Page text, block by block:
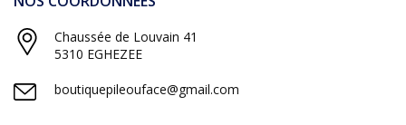
Chaussée de Louvain 41
5310 EGHEZEE
boutiquepileouface@gmail.com